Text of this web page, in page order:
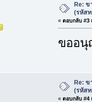
Re: ข
(รหัส
« ตอบกลับ #3
ขออนุ
Re: ข
(รหัส
« ตอบกลับ #4